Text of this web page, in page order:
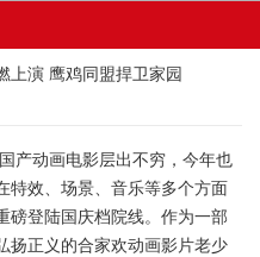
上演 鹰鸡同盟捍卫家园
动画电影层出不穷，今年也
特效、场景、音乐等多个方面
磅登陆国庆档院线。作为一部
扬正义的合家欢动画影片老少